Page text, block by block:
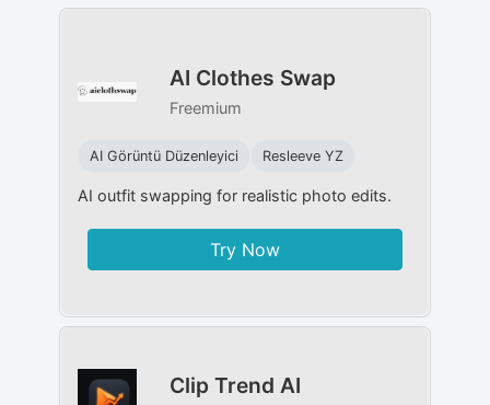
AI Clothes Swap
Freemium
AI Görüntü Düzenleyici Resleeve YZ
AI outfit swapping for realistic photo edits.
Try Now
Clip Trend AI